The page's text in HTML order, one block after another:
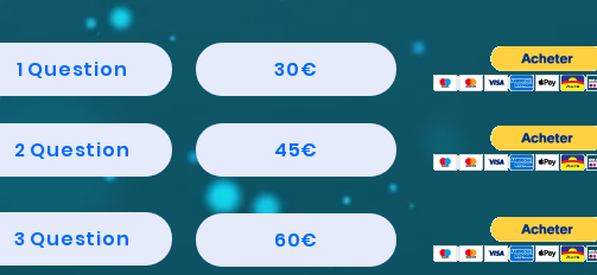
1 Question 30€
2 Question 45€
3 Question 60€